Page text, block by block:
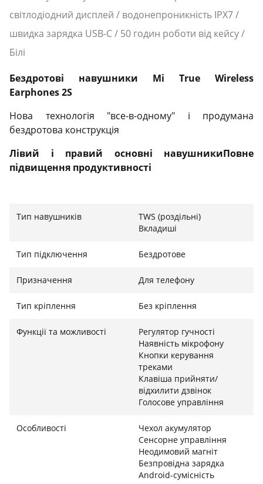
світлодіодний дисплей / водонепроникність IPX7 /
швидка зарядка USB-C / 50 годин роботи від кейсу /
Білі
Бездротові навушники Mi True Wireless
Earphones 2S
Нова технологія "все-в-одному" і продумана
бездротова конструкція
Лівий і правий основні навушникиПовне
підвищення продуктивності
двостороннього синхронного передавання, яка
передає аудіосигнали на лівий і правий навушники
мінімізуючи перешкоди та забезпечуючи
стабільніше з'єднання між лівим і правим
навушниками.
Повна оптимізація апаратного та програмного
забезпечення
Вищий рівень користувацького досвіду завдяки
Декодування Bluetooth LHDC* повністю
оптимізовано для систем MIUI, а апаратна частина
архітектури. Коли ввімкнено налаштування низької
затримки, затримка звуку значно знижується і
забезпечує синхронізацію звуку, значно
покращуючи аудіовізуальні враження від гри.
Тип навушників
TWS (роздільні)
Вкладиші
Тип підключення Бездротове
Призначення Для телефону
Тип кріплення Без кріплення
Функції та можливості
Регулятор гучності
Наявність мікрофону
Кнопки керування
треками
Клавіша прийняти/
відхилити дзвінок
Голосове управління
Особливості
Чехол акумулятор
Сенсорне управління
Неодимовий магніт
Безпровідна зарядка
Android-сумісність